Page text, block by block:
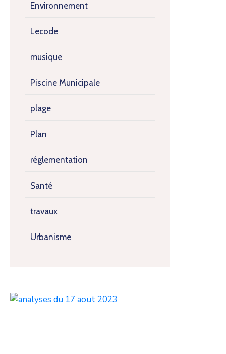
Environnement
Lecode
musique
Piscine Municipale
plage
Plan
réglementation
Santé
travaux
Urbanisme